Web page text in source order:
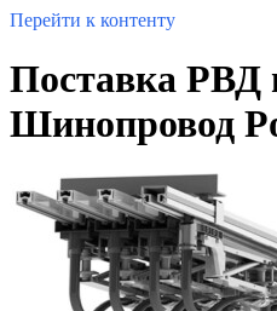
Перейти к контенту
Поставка
Шинопровод